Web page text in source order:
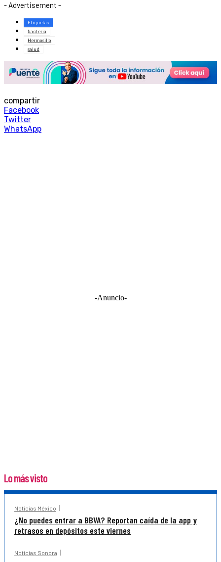
- Advertisement -
Etiquetas
bacteria
Hermosillo
salud
compartir
Facebook
Twitter
WhatsApp
-Anuncio-
Lo más visto
Noticias México
¿No puedes entrar a BBVA? Reportan caída de la app y
retrasos en depósitos este viernes
Noticias Sonora